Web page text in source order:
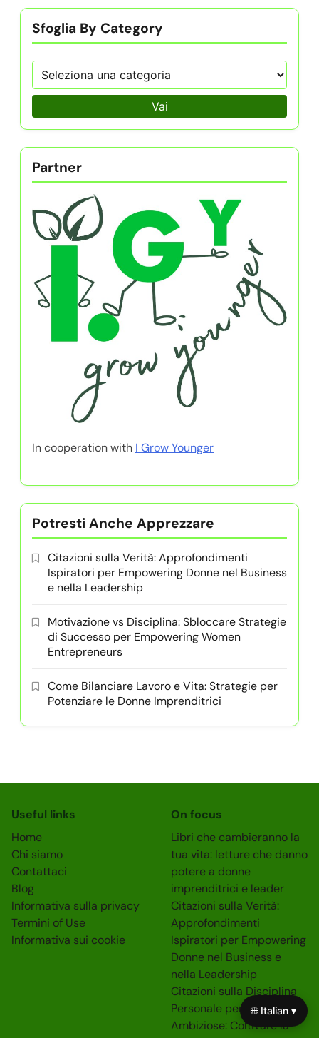
Sfoglia By Category
Vai
Partner
In cooperation with I Grow Younger
Potresti Anche Apprezzare
Citazioni sulla Verità: Approfondimenti
Ispiratori per Empowering Donne nel Business
e nella Leadership
Motivazione vs Disciplina: Sbloccare Strategie
di Successo per Empowering Women
Entrepreneurs
Come Bilanciare Lavoro e Vita: Strategie per
Potenziare le Donne Imprenditrici
Useful links
Home
Chi siamo
Contattaci
Blog
Informativa sulla privacy
Termini of Use
Informativa sui cookie
On focus
Libri che cambieranno la
tua vita: letture che danno
potere a donne
imprenditrici e leader
Citazioni sulla Verità:
Approfondimenti
Ispiratori per Empowering
Donne nel Business e
nella Leadership
Citazioni sulla Disciplina
Personale per Donne
Ambiziose: Coltivare la
🌐 Italian ▾